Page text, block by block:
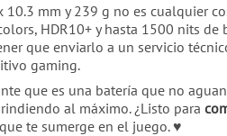
mm y 239 g no es cualquier
HDR10+ y hasta 1500 nits
que enviarlo a un servicio
gaming.
que es una batería que no
al máximo. ¿Listo para
te sumerge en el juego. ♥